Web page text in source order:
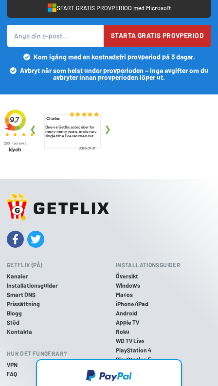
START GRATIS PROVPERIOD med Microsoft
STARTA GRATIS PROVPERIOD
Kom igång med en kostnadsfri provperiod på 3 dagar.
Avbryt när som helst under provperioden – inga avgifter om du
avbryter innan provperioden löper ut.
GETFLIX (PÅ)
Kanaler
Installationsguider
Smart DNS
Prissättning
Blogg
Stöd
Kontakta
HUR DET FUNGERAR?
VPN
FAQ
INSTALLATIONSGUIDER
Översikt
Windows
Macos
iPhone/iPad
Android
Apple TV
Roku
WD TV Live
PlayStation 4
PlayStation 5
Xbox One